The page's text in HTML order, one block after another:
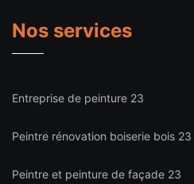
Nos services
Entreprise de peinture 23
Peintre rénovation boiserie bois 23
Peintre et peinture de façade 23